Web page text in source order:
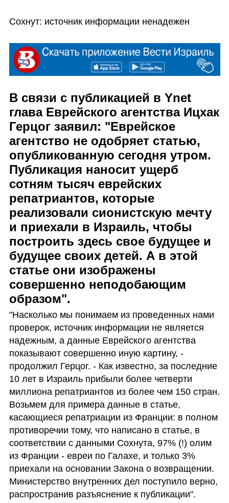
Сохнут: источник информации ненадежен
В связи с публикацией в Ynet
глава Еврейского агентства Ицхак
Герцог заявил: "Еврейское
агентство не одобряет статью,
опубликованную сегодня утром.
Публикация наносит ущерб
сотням тысяч еврейских
репатриантов, которые
реализовали сионистскую мечту
и приехали в Израиль, чтобы
построить здесь свое будущее и
будущее своих детей. А в этой
статье они изображены
совершенно неподобающим
образом".
"Насколько мы понимаем из проведенных нами
проверок, источник информации не является
надежным, а данные Еврейского агентства
показывают совершенно иную картину, -
продолжил Герцог. - Как известно, за последние
10 лет в Израиль прибыли более четверти
миллиона репатриантов из более чем 150 стран.
Возьмем для примера данные в статье,
касающиеся репатриации из Франции: в полном
противоречии тому, что написано в статье, в
соответствии с данными Сохнута, 97% (!) олим
из Франции - евреи по Галахе, и только 3%
приехали на основании Закона о возвращении.
Министерство внутренних дел поступило верно,
распространив разъяснение к публикации".